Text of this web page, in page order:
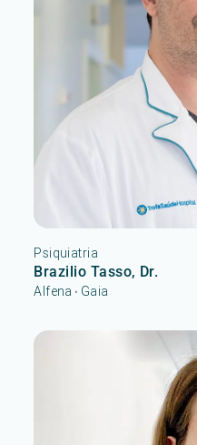
Psiquiatria
Brazilio Tasso, Dr.
Alfena • Gaia